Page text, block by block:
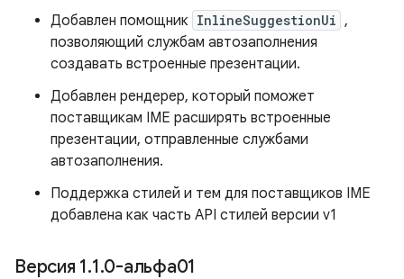
Добавлен помощник InlineSuggestionUi ,
позволяющий службам автозаполнения
создавать встроенные презентации.
Добавлен рендерер, который поможет
поставщикам IME расширять встроенные
презентации, отправленные службами
автозаполнения.
Поддержка стилей и тем для поставщиков IME
добавлена ​​как часть API стилей версии v1
Версия 1.1.0-альфа01